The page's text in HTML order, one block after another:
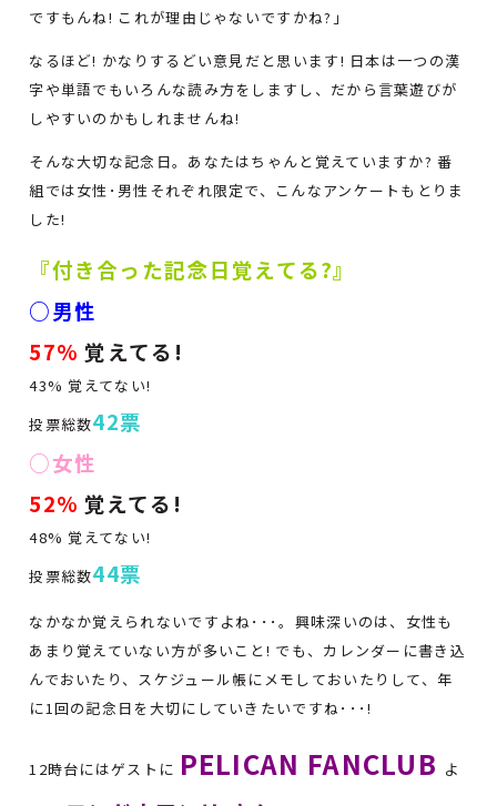
ですもんね! これが理由じゃないですかね?」
なるほど! かなりするどい意見だと思います! 日本は一つの漢
字や単語でもいろんな読み方をしますし、だから言葉遊びが
しやすいのかもしれませんね!
そんな大切な記念日。あなたはちゃんと覚えていますか? 番
組では女性･男性それぞれ限定で、こんなアンケートもとりま
した!
『付き合った記念日覚えてる?』
○男性
57% 覚えてる!
43% 覚えてない!
投票総数42票
○女性
52% 覚えてる!
48% 覚えてない!
投票総数44票
なかなか覚えられないですよね･･･。興味深いのは、女性も
あまり覚えていない方が多いこと! でも、カレンダーに書き込
んでおいたり、スケジュール帳にメモしておいたりして、年
に1回の記念日を大切にしていきたいですね･･･!
12時台にはゲストに PELICAN FANCLUB よ